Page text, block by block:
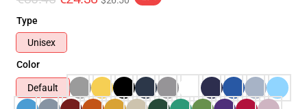
Type
Unisex
Color
Default